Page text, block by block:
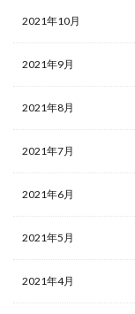
2021年10月
2021年9月
2021年8月
2021年7月
2021年6月
2021年5月
2021年4月